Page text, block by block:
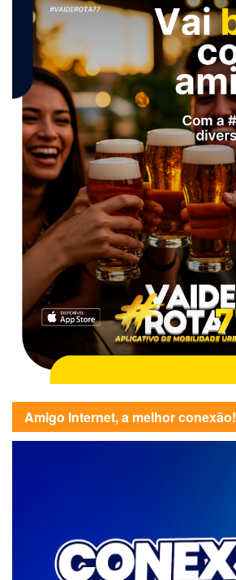
Amigo Internet, a melhor conexão!